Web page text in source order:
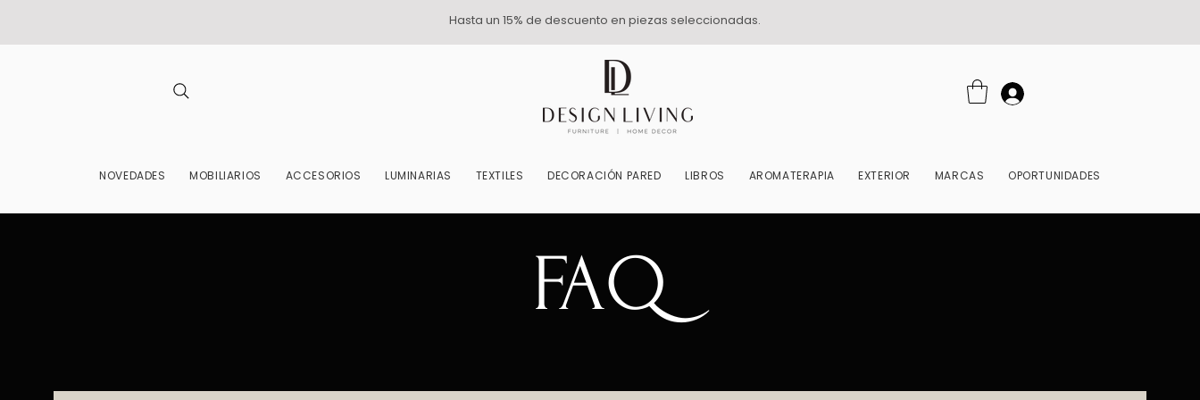
Hasta un 15% de descuento en piezas seleccionadas.
NOVEDADES MOBILIARIOS ACCESORIOS LUMINARIAS TEXTILES DECORACIÓN PARED LIBROS AROMATERAPIA EXTERIOR MARCAS OPORTUNIDADES
FAQ